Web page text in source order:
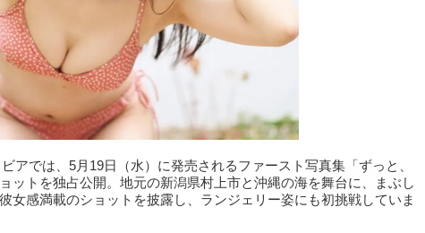
アでは、5月19日（水）に発売されるファースト写真集「ずっと、
ットを独占公開。地元の新潟県村上市と沖縄の海を舞台に、まぶし
女感満載のショットを披露し、ランジェリー姿にも初挑戦していま